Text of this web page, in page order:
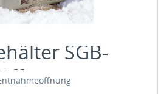
SGB-